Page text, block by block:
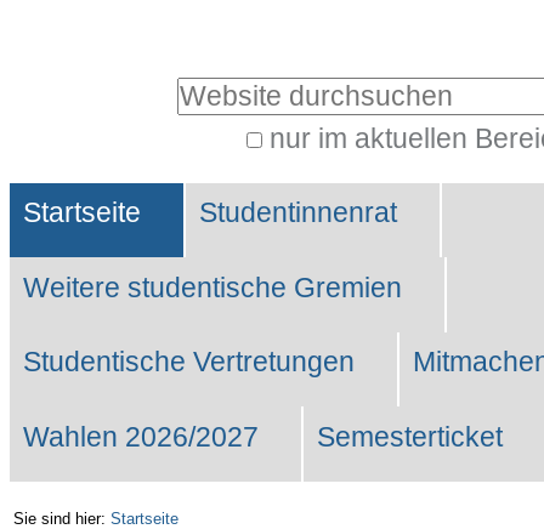
Website durchsuchen
nur im aktuellen
Suche…
Sektionen
Startseite Studentinnenrat
Weitere studentische Gremien
Studentische Vertretungen
Wahlen 2026/2027 Semesterticket
Sie sind hier: Startseite